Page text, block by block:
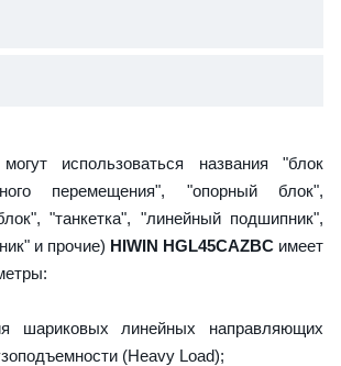
использоваться названия "блок
перемещения", "опорный блок",
"танкетка", "линейный подшипник",
и прочие) HIWIN HGL45CAZBC имеет
шариковых линейных направляющих
(Heavy Load);